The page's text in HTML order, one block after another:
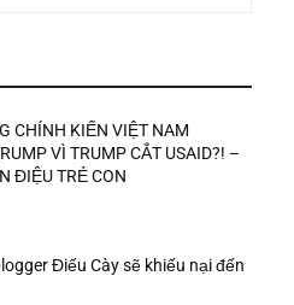
CHÍNH KIẾN VIỆT NAM
VÌ TRUMP CẮT USAID?! –
ĐIỆU TRẺ CON
Điếu Cày sẽ khiếu nại đến